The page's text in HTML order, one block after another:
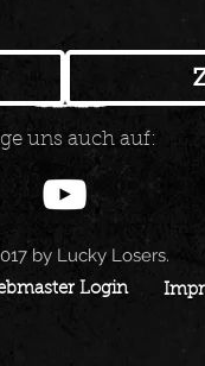
uns auch auf:
by Lucky Losers.
Login